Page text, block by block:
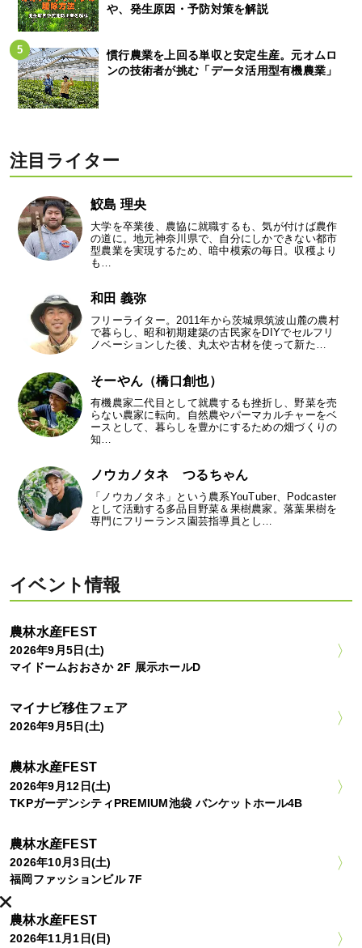
や、発生原因・予防対策を解説
慣行農業を上回る単収と安定生産。元オムロ
ンの技術者が挑む「データ活用型有機農業」
注目ライター
鮫島 理央
大学を卒業後、農協に就職するも、気が付けば農作
の道に。地元神奈川県で、自分にしかできない都市
型農業を実現するため、暗中模索の毎日。収穫より
も…
和田 義弥
フリーライター。2011年から茨城県筑波山麓の農村
で暮らし、昭和初期建築の古民家をDIYでセルフリ
ノベーションした後、丸太や古材を使って新た…
そーやん（橋口創也）
有機農家二代目として就農するも挫折し、野菜を売
らない農家に転向。自然農やパーマカルチャーをベ
ースとして、暮らしを豊かにするための畑づくりの
知…
ノウカノタネ つるちゃん
「ノウカノタネ」という農系YouTuber、Podcaster
として活動する多品目野菜＆果樹農家。落葉果樹を
専門にフリーランス園芸指導員とし…
イベント情報
農林水産FEST
2026年9月5日(土)
マイドームおおさか 2F 展示ホールD
マイナビ移住フェア
2026年9月5日(土)
農林水産FEST
2026年9月12日(土)
TKPガーデンシティPREMIUM池袋 バンケットホール4B
農林水産FEST
2026年10月3日(土)
福岡ファッションビル 7F
農林水産FEST
2026年11月1日(日)